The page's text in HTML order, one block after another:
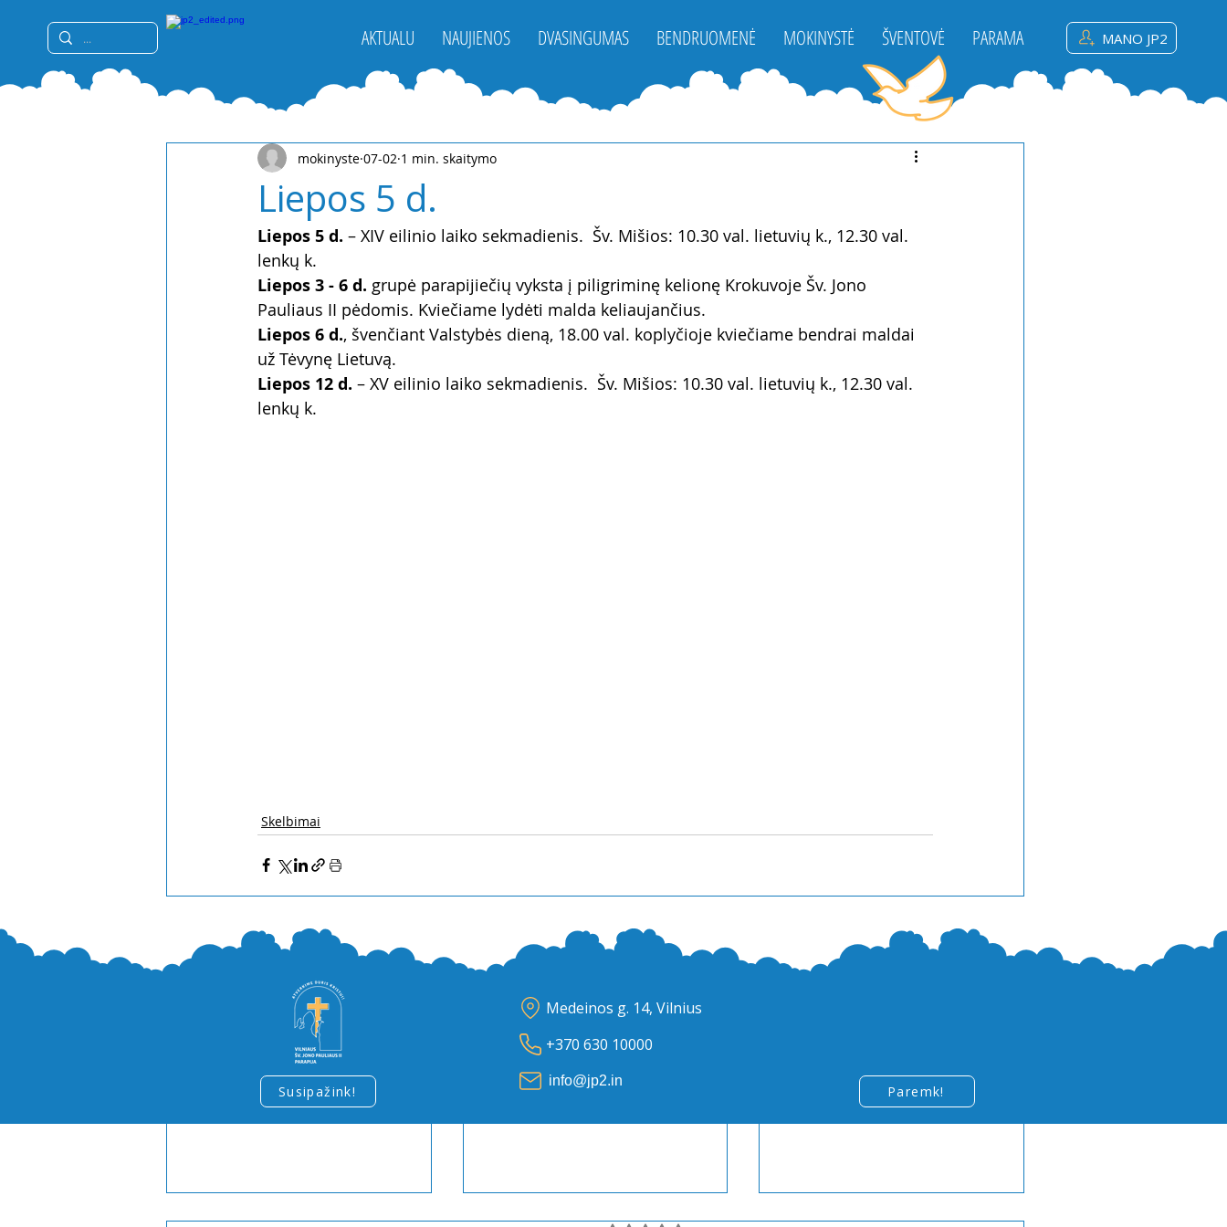
AKTUALU NAUJIENOS DVASINGUMAS BENDRUOMENĖ MOKINYSTĖ ŠVENTOVĖ PARAMA MANO JP2
Liepos 5 d.
mokinyste 07-02 1 min. skaitymo
Liepos 5 d. – XIV eilinio laiko sekmadienis.  Šv. Mišios: 10.30 val. lietuvių k., 12.30 val.
lenkų k.
Liepos 3 - 6 d. grupė parapijiečių vyksta į piligriminę kelionę Krokuvoje Šv. Jono
Pauliaus II pėdomis. Kviečiame lydėti malda keliaujančius.
Liepos 6 d., švenčiant Valstybės dieną, 18.00 val. koplyčioje kviečiame bendrai maldai
už Tėvynę Lietuvą.
Liepos 12 d. – XV eilinio laiko sekmadienis.  Šv. Mišios: 10.30 val. lietuvių k., 12.30 val.
lenkų k.
Skelbimai
Naujausi įrašai Rodyti viską
Susipažink!
Medeinos g. 14, Vilnius
+370 630 10000
info@jp2.in
Paremk!